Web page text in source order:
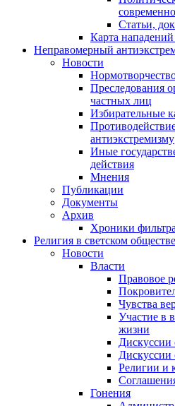
Статьи,
Карта
Неправомерный
Новости
Преследования
частных лиц
Избирательные
антиэкстремизму
Иные
действия
Мнения
Публикации
Документы
Архив
Хроники
Религия в светском обществе
Новости
Власти
Правовое
Чувства
Участие в
жизни
Дискуссии
Дискуссии
Религии и
Гонения